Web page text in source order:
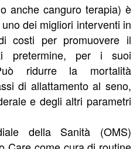
anche canguro terapia) è
dei migliori interventi in
costi per promuovere il
pretermine, per i suoi
ridurre la mortalità
di allattamento al seno,
e degli altri parametri
della Sanità (OMS)